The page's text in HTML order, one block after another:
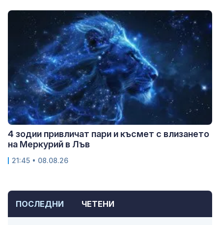
ПОСЛЕДНИ ЧЕТЕНИ
4 зодии привличат пари и късмет с влизането
на Меркурий в Лъв
21:45 • 08.08.26